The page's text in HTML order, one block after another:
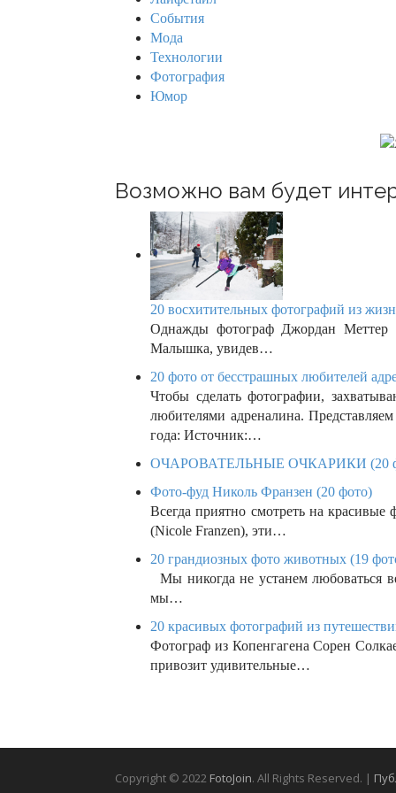
o
События
Мода
Технологии
Фотография
Юмор
Возможно вам будет
20 восхитительных фотографий из
Однажды фотограф Джордан Меттер
Малышка, увидев…
20 фото от бесстрашных любителей
Чтобы сделать фотографии,
любителями адреналина.
года: Источник:…
ОЧАРОВАТЕЛЬНЫЕ ОЧКАРИКИ (20
Фото-фуд Николь Франзен (20 фото)
Всегда приятно смотреть на
(Nicole Franzen), эти…
20 грандиозных фото животных (19
Мы никогда не устанем любоваться
мы…
20 красивых фотографий из
Фотограф из Копенгагена Сорен
привозит удивительные…
Copyright © 2022 FotoJoin. All Rights Reserved. |